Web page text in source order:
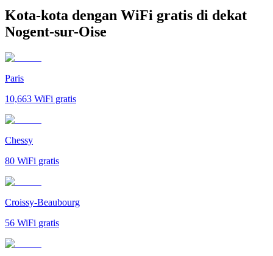
Kota-kota dengan WiFi gratis di dekat
Nogent-sur-Oise
Paris
10,663 WiFi gratis
Chessy
80 WiFi gratis
Croissy-Beaubourg
56 WiFi gratis